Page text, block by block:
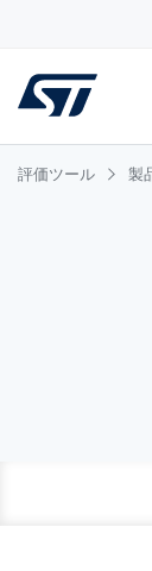
評価ツール 製